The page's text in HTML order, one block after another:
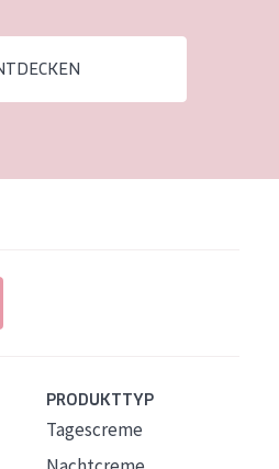
PRODUKTTYP
Tagescreme